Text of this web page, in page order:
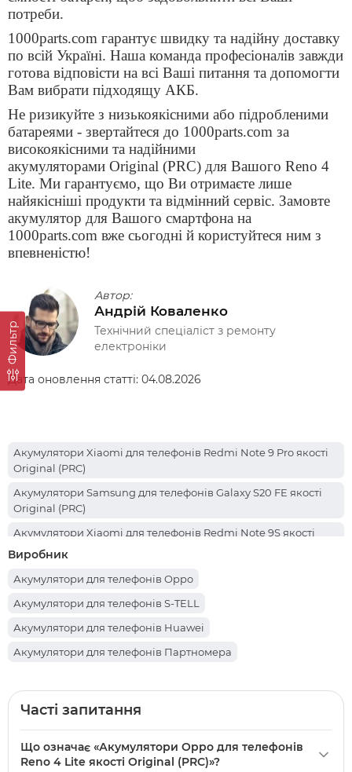
Фильтр
потреби.
1000parts.com гарантує швидку та надійну доставку
по всій Україні. Наша команда професіоналів завжди
готова відповісти на всі Ваші питання та допомогти
Вам вибрати підходящу АКБ.
Не ризикуйте з низькоякісними або підробленими
батареями - звертайтеся до 1000parts.com за
високоякісними та надійними
акумуляторами Original (PRC) для Вашого Reno 4
Lite. Ми гарантуємо, що Ви отримаєте лише
найякісніші продукти та відмінний сервіс. Замовте
акумулятор для Вашого смартфона на
1000parts.com вже сьогодні й користуйтеся ним з
впевненістю!
Автор:
Андрій Коваленко
Технічний спеціаліст з ремонту
електроніки
Дата оновлення статті: 04.08.2026
Акумулятори Xiaomi для телефонів Redmi Note 9 Pro якості
Original (PRC)
Акумулятори Samsung для телефонів Galaxy S20 FE якості
Original (PRC)
Акумулятори Xiaomi для телефонів Redmi Note 9S якості
Original (PRC)
Акумулятори Xiaomi для телефонів Redmi 7 якості Original
(PRC)
Акумулятори Realme для телефонів C53 якості Original (PRC)
Акумулятори Realme для телефонів C35 якості Original (PRC)
Акумулятори Samsung для телефонів Galaxy A05s якості
Акумулятори Samsung для телефонів Galaxy M14 якості
Original (PRC)
Акумулятори Apple для телефонів iPhone 11 Pro Max якості
Original
Виробник
Акумулятори для телефонів Oppo
Акумулятори для телефонів S-TELL
Акумулятори для телефонів Huawei
Акумулятори для телефонів Партномера
Акумулятори для телефонів Honor
Акумулятори для телефонів Doogee
Часті запитання
Що означає «Акумулятори Oppo для телефонів
Reno 4 Lite якості Original (PRC)»?